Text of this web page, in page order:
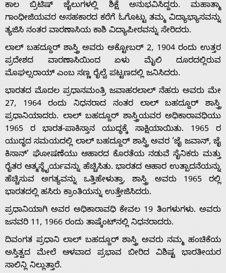
Home
About
Us
Advertise
With
ಕಾಲ ಬ್ರಿಟಿಷ್ ಜೈಲುಗಳಲ್ಲಿ ಶಿಕ್ಷೆ ಅನುಭವಿಸಿದ್ದರು. ಮಹಾತ್ಮಾ
ಗಾಂಧೀಜಿಯವರ ಅಸಹಕಾರದ ಕರೆಗೆ ಓಗೊಟ್ಟು ತಮ್ಮ ವಿದ್ಯಾಭ್ಯಾಸವನ್ನು
ತ್ಯಜಿಸಿ ನಂತರ ವಾರಣಾಸಿಯ ಕಾಶಿ ವಿದ್ಯಾಪೀಠವನ್ನು ಸೇರಿದರು.
ಲಾಲ್ ಬಹದ್ದೂರ್ ಶಾಸ್ತ್ರಿ ಅವರು ಅಕ್ಟೋಬರ್ 2, 1904 ರಂದು ಉತ್ತರ
ಪ್ರದೇಶದ ವಾರಣಾಸಿಯಿಂದ ಏಳು ಮೈಲಿ ದೂರದಲ್ಲಿರುವ
ಮೊಘಲ್ಸರಾಯ್ ಎಂಬ ಸಣ್ಣ ರೈಲ್ವೆ ಪಟ್ಟಣದಲ್ಲಿ ಜನಿಸಿದರು.
ಭಾರತದ ಮೊದಲ ಪ್ರಧಾನಮಂತ್ರಿ ಜವಾಹರಲಾಲ್ ನೆಹರು ಅವರು ಮೇ
27, 1964 ರಂದು ನಿಧನರಾದ ನಂತರ ಲಾಲ್ ಬಹದ್ದೂರ್ ಶಾಸ್ತ್ರಿ
ಪ್ರಧಾನಿಯಾದರು. ಲಾಲ್ ಬಹದ್ದೂರ್ ಶಾಸ್ತ್ರಿಯವರ ಅಧಿಕಾರಾವಧಿಯು
1965 ರ ಭಾರತ-ಪಾಕಿಸ್ತಾನ ಯುದ್ಧಕ್ಕೆ ಸಾಕ್ಷಿಯಾಯಿತು. 1965 ರ
ಯುದ್ಧದ ಸಮಯದಲ್ಲಿ ಲಾಲ್ ಬಹದ್ದೂರ್ ಶಾಸ್ತ್ರಿ ಅವರ ‘ಜೈ ಜವಾನ್, ಜೈ
ಕಿಸಾನ್’ ಘೋಷಣೆಯು ಆಹಾರದ ಕೊರತೆಯ ನಡುವೆ ಸೈನಿಕರು ಮತ್ತು
ರೈತರ ಆತ್ಮಸ್ಥೈರ್ಯವನ್ನು ಹೆಚ್ಚಿಸಿತು. ಭಾರತದ ಆಹಾರ ಉತ್ಪಾದನೆಯನ್ನು
ಹೆಚ್ಚಿಸುವ ಅಗತ್ಯವನ್ನು ಒತ್ತಿಹೇಳುತ್ತಾ, ಶಾಸ್ತ್ರಿ ಅವರು 1965 ರಲ್ಲಿ
ಭಾರತದಲ್ಲಿ ಹಸಿರು ಕ್ರಾಂತಿಯನ್ನು ಉತ್ತೇಜಿಸಿದರು.
ಪ್ರಧಾನಿಯಾಗಿ ಅವರ ಅಧಿಕಾರಾವಧಿ ಕೇವಲ 19 ತಿಂಗಳುಗಳು. ಅವರು
ಜನವರಿ 11, 1966 ರಂದು ತಾಷ್ಕೆಂಟ್‌ನಲ್ಲಿ ನಿಧನರಾದರು.
ದಿವಂಗತ ಪ್ರಧಾನಿ ಲಾಲ್ ಬಹದ್ದೂರ್ ಶಾಸ್ತ್ರಿ ಅವರು ನಮ್ಮ ಹಂಚಿಕೆಯ
ಅಸ್ತಿತ್ವದ ಮೇಲೆ ಆಳವಾದ ಪ್ರಭಾವ ಬೀರಿದ ವಿಶಿಷ್ಟ ಭಾರತೀಯರ
ಸಾಲಿನ್ಲಿ ನಿಲ್ಲುತ್ತಾರೆ.